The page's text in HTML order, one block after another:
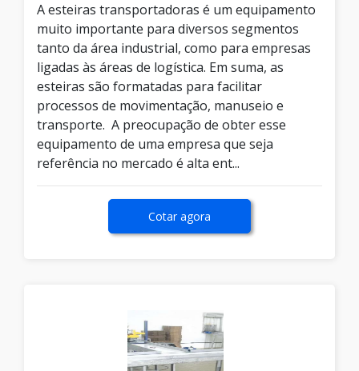
A esteiras transportadoras é um equipamento
muito importante para diversos segmentos
tanto da área industrial, como para empresas
ligadas às áreas de logística. Em suma, as
esteiras são formatadas para facilitar
processos de movimentação, manuseio e
transporte. A preocupação de obter esse
equipamento de uma empresa que seja
referência no mercado é alta ent...
Cotar agora